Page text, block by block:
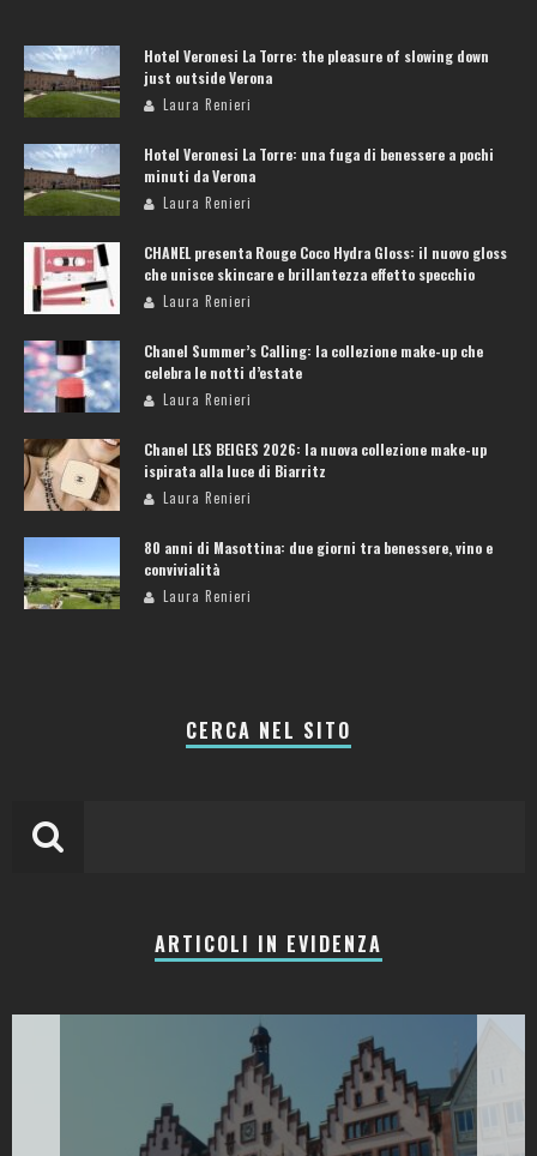
Hotel Veronesi La Torre: the pleasure of slowing down
just outside Verona
Laura Renieri
Hotel Veronesi La Torre: una fuga di benessere a pochi
minuti da Verona
Laura Renieri
CHANEL presenta Rouge Coco Hydra Gloss: il nuovo gloss
che unisce skincare e brillantezza effetto specchio
Laura Renieri
Chanel Summer’s Calling: la collezione make-up che
celebra le notti d’estate
Laura Renieri
Chanel LES BEIGES 2026: la nuova collezione make-up
ispirata alla luce di Biarritz
Laura Renieri
80 anni di Masottina: due giorni tra benessere, vino e
convivialità
Laura Renieri
CERCA NEL SITO
ARTICOLI IN EVIDENZA